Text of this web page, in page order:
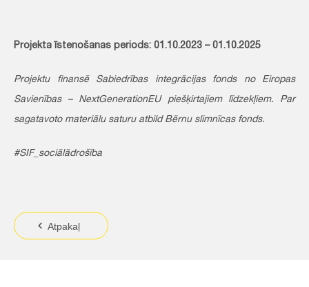
Projekta īstenošanas periods: 01.10.2023 – 01.10.2025
Projektu finansē Sabiedrības integrācijas fonds no Eiropas
Savienības – NextGenerationEU piešķirtajiem līdzekļiem. Par
sagatavoto materiālu saturu atbild Bērnu slimnīcas fonds.
#SIF_sociālādrošība
Atpakaļ